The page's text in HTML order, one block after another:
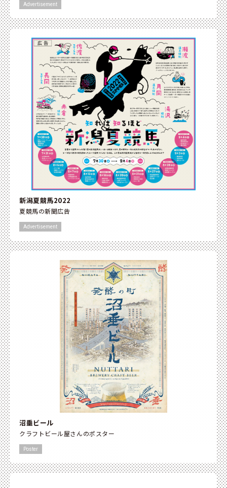
Advertisement
新潟夏競馬2022
夏競馬の新聞広告
Advertisement
沼垂ビール
クラフトビール屋さんのポスター
Poster